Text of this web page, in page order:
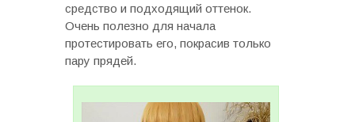
средство и подходящий оттенок.
Очень полезно для начала
протестировать его, покрасив только
пару прядей.